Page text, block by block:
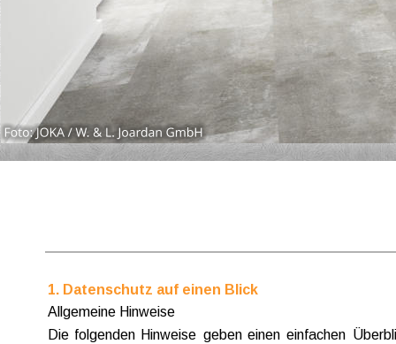
1. Datenschutz auf einen Blick
Allgemeine Hinweise
Die folgenden Hinweise geben einen einfachen